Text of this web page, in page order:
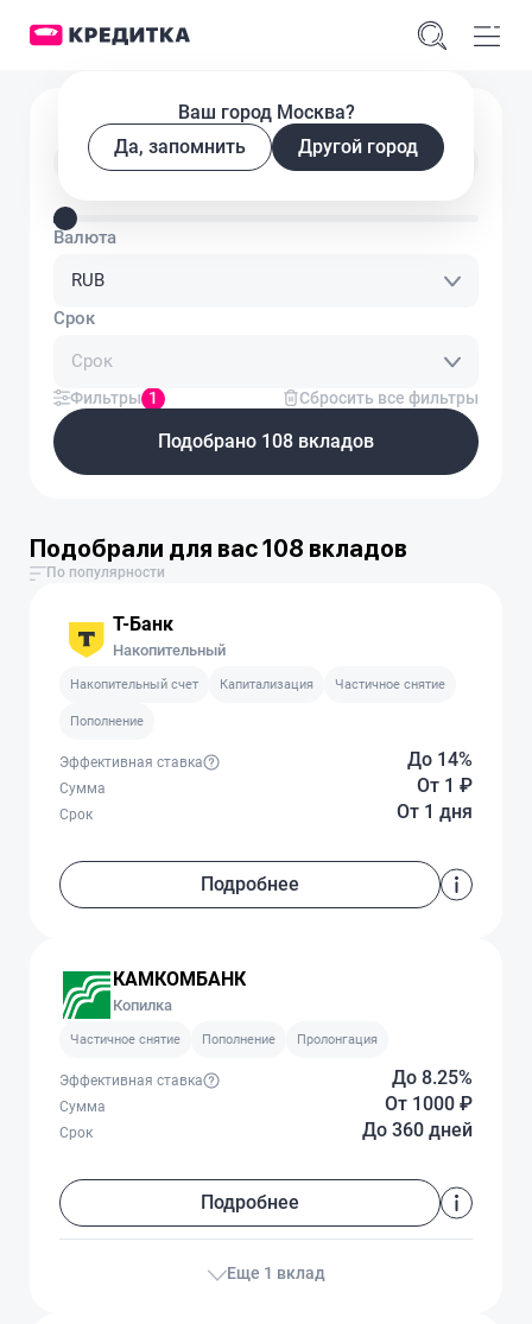
Ваш город Москва?
Да, запомнить
Другой город
Подобрать вклад
Сумма вклада 1 000 ₽
Валюта
RUB
Срок
Срок
Фильтры 1 Сбросить все фильтры
Подобрано 108 вкладов
Подобрали для вас 108 вкладов
По популярности
Т-Банк
Накопительный
Накопительный счет Капитализация Частичное снятие
Пополнение
До 14%
Эффективная ставка
От 1 ₽
Сумма
От 1 дня
Срок
Подробнее
КАМКОМБАНК
Копилка
Частичное снятие Пополнение Пролонгация
До 8.25%
Эффективная ставка
От 1000 ₽
Сумма
До 360 дней
Срок
Подробнее
Еще 1 вклад